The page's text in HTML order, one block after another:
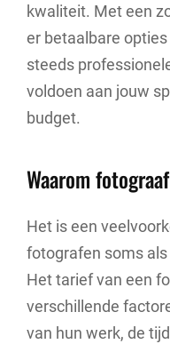
kwaliteit. Met een
er betaalbare
steeds
voldoen aan jouw
budget.
Waarom
Het is een
fotografen soms
Het tarief van een
verschillende
van hun werk, de